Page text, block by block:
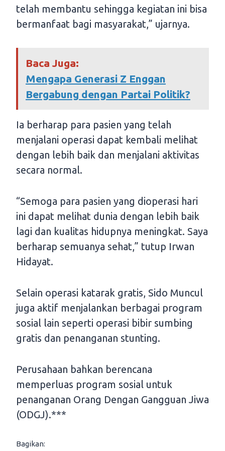
telah membantu sehingga kegiatan ini bisa
bermanfaat bagi masyarakat,” ujarnya.
Baca Juga:
Mengapa Generasi Z Enggan
Bergabung dengan Partai Politik?
Ia berharap para pasien yang telah
menjalani operasi dapat kembali melihat
dengan lebih baik dan menjalani aktivitas
secara normal.
“Semoga para pasien yang dioperasi hari
ini dapat melihat dunia dengan lebih baik
lagi dan kualitas hidupnya meningkat. Saya
berharap semuanya sehat,” tutup Irwan
Hidayat.
Selain operasi katarak gratis, Sido Muncul
juga aktif menjalankan berbagai program
sosial lain seperti operasi bibir sumbing
gratis dan penanganan stunting.
Perusahaan bahkan berencana
memperluas program sosial untuk
penanganan Orang Dengan Gangguan Jiwa
(ODGJ).***
Bagikan: